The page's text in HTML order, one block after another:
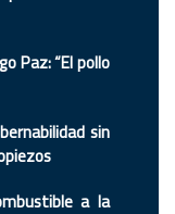
Paz: “El pollo
sin
a la